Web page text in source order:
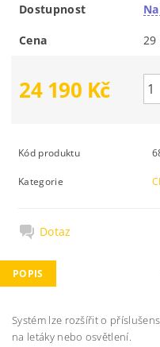
Dostupnost
Cena
24 190 Kč
Kód produktu
Kategorie
Dotaz
POPIS
Systém lze rozšířit o
na letáky nebo osvětlení.